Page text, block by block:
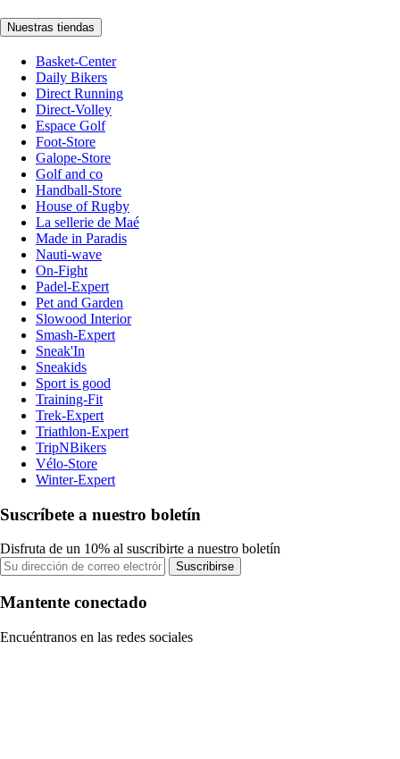
Nuestras tiendas
Basket-Center
Daily Bikers
Direct Running
Direct-Volley
Espace Golf
Foot-Store
Galope-Store
Golf and co
Handball-Store
House of Rugby
La sellerie de Maé
Made in Paradis
Nauti-wave
On-Fight
Padel-Expert
Pet and Garden
Slowood Interior
Smash-Expert
Sneak'In
Sneakids
Sport is good
Training-Fit
Trek-Expert
Triathlon-Expert
TripNBikers
Vélo-Store
Winter-Expert
Suscríbete a nuestro boletín
Disfruta de un 10% al suscribirte a nuestro boletín
Suscribirse
Mantente conectado
Encuéntranos en las redes sociales